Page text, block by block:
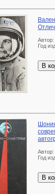
Автор:
Год
В
Автор:
Год
В